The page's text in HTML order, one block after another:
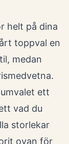
helt på dina
toppval en
medan
ett
vad du
storlekar
ovan för